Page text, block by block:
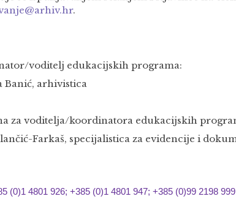
.
voditelj edukacijskih programa:
Banić, arhivistica
za voditelja/koordinatora edukacijskih
Farkaš, specijalistica za evidencije i
(0)1 4801 926; +385 (0)1 4801 947; +385 (0)99 2198 999